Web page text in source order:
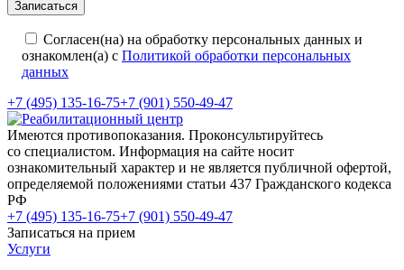
Согласен(на) на обработку персональных данных и
ознакомлен(а) с Политикой обработки персональных
данных
+7 (495) 135-16-75+7 (901) 550-49-47
Имеются противопоказания. Проконсультируйтесь
со специалистом. Информация на сайте носит
ознакомительный характер и не является публичной офертой,
определяемой положениями статьи 437 Гражданского кодекса
РФ
+7 (495) 135-16-75+7 (901) 550-49-47
Записаться на прием
Услуги